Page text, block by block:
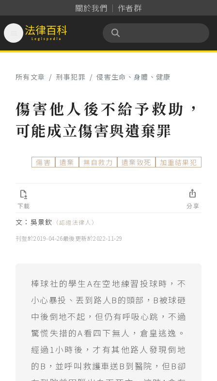
關於我們 作者群
法律百科 Legispedia
所有文章 / 刑事犯罪 / 侵害生命、身體、健康
傷害他人後不給予救助，
可能成立傷害與遺棄罪
傷害 遺棄 無自救力 遺棄致死 加重結果犯
文： 吳景欽
（認證法律人）
刊登於2019-04-26最後更新於2022-11-29
棒球社的學生A在空地練習投球時，不
小心暴投、丟到路人B的頭部，B被球砸
中後倒地不起，但仍有呼吸心跳，不過
驚慌失措的A看四下無人，倉皇逃逸。
經過1小時後，才有其他路人發現倒地
的B，並呼叫救護車送B到醫院，但B卻
下載

分享
